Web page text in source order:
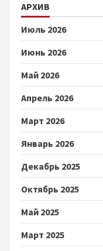
АРХИВ
Июль 2026
Июнь 2026
Май 2026
Апрель 2026
Март 2026
Январь 2026
Декабрь 2025
Октябрь 2025
Май 2025
Март 2025